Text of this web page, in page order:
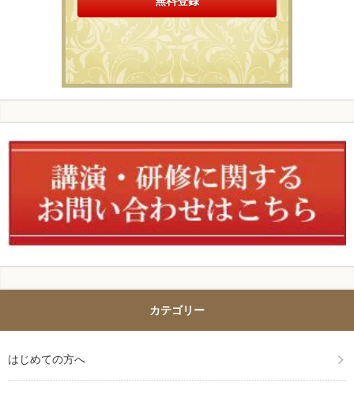
カテゴリー
はじめての方へ